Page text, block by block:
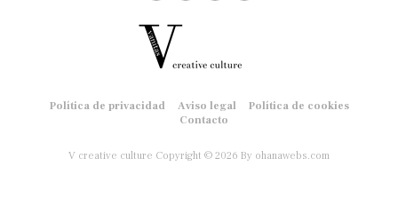
Política de privacidad Aviso legal
Política de cookies
Contacto
V creative culture Copyright © 2026 By ohanawebs.com